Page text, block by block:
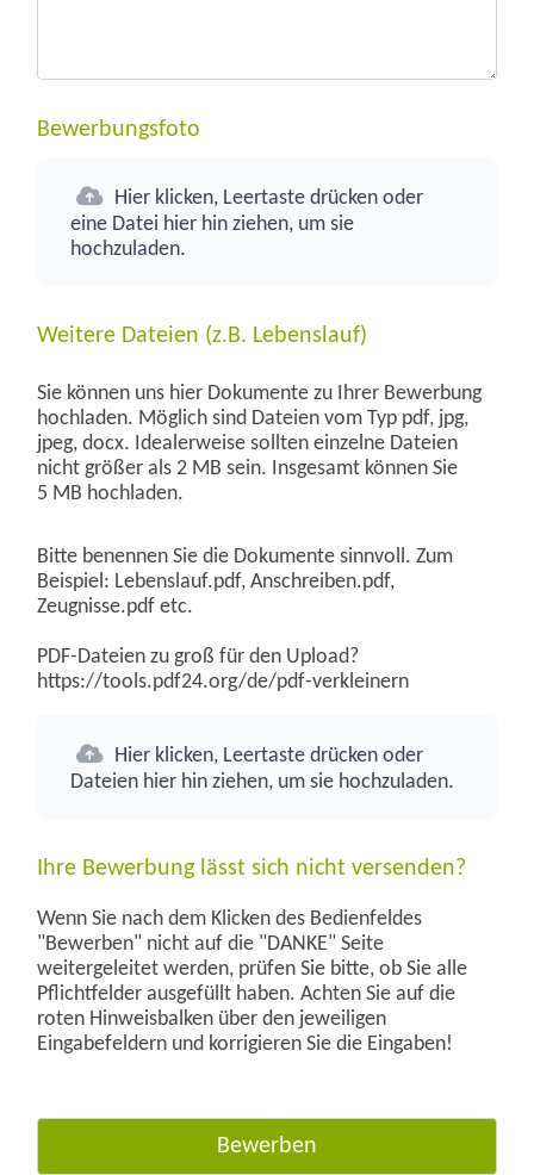
Bewerbungsfoto
Hier klicken, Leertaste drücken oder
eine Datei hier hin ziehen, um sie
hochzuladen.
Weitere Dateien (z.B. Lebenslauf)
Sie können uns hier Dokumente zu Ihrer Bewerbung
hochladen. Möglich sind Dateien vom Typ pdf, jpg,
jpeg, docx. Idealerweise sollten einzelne Dateien
nicht größer als 2 MB sein. Insgesamt können Sie
5 MB hochladen.
Bitte benennen Sie die Dokumente sinnvoll. Zum
Beispiel: Lebenslauf.pdf, Anschreiben.pdf,
Zeugnisse.pdf etc.
PDF-Dateien zu groß für den Upload?
https://tools.pdf24.org/de/pdf-verkleinern
Hier klicken, Leertaste drücken oder
Dateien hier hin ziehen, um sie hochzuladen.
Ihre Bewerbung lässt sich nicht versenden?
Wenn Sie nach dem Klicken des Bedienfeldes
"Bewerben" nicht auf die "DANKE" Seite
weitergeleitet werden, prüfen Sie bitte, ob Sie alle
Pflichtfelder ausgefüllt haben. Achten Sie auf die
roten Hinweisbalken über den jeweiligen
Eingabefeldern und korrigieren Sie die Eingaben!